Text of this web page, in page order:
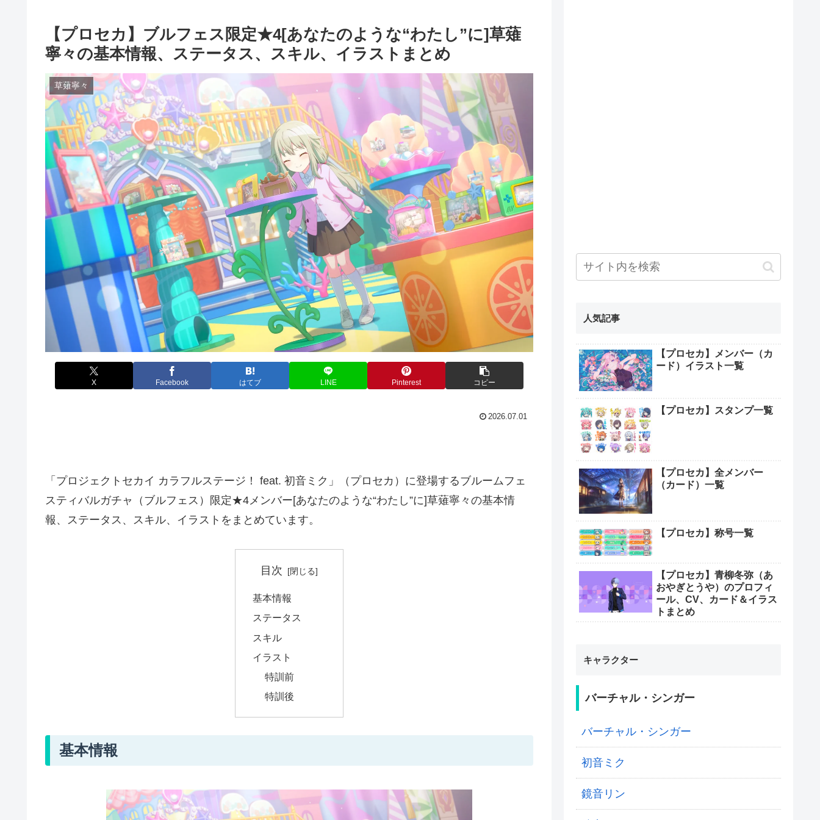
【プロセカ】ブルフェス限定★4[あなたのような“わたし”に]草薙
寧々の基本情報、ステータス、スキル、イラストまとめ
草薙寧々
X Facebook はてブ LINE Pinterest コピー
2026.07.01
「プロジェクトセカイ カラフルステージ！ feat. 初音ミク」（プロセカ）に登場するブルームフェ
スティバルガチャ（ブルフェス）限定★4メンバー[あなたのような“わたし”に]草薙寧々の基本情
報、ステータス、スキル、イラストをまとめています。
目次
基本情報
ステータス
スキル
イラスト
特訓前
特訓後
基本情報
人気記事
【プロセカ】メンバー（カ
ード）イラスト一覧
【プロセカ】スタンプ一覧
【プロセカ】全メンバー
（カード）一覧
【プロセカ】称号一覧
【プロセカ】青柳冬弥（あ
おやぎとうや）のプロフィ
ール、CV、カード＆イラス
トまとめ
キャラクター
バーチャル・シンガー
バーチャル・シンガー
初音ミク
鏡音リン